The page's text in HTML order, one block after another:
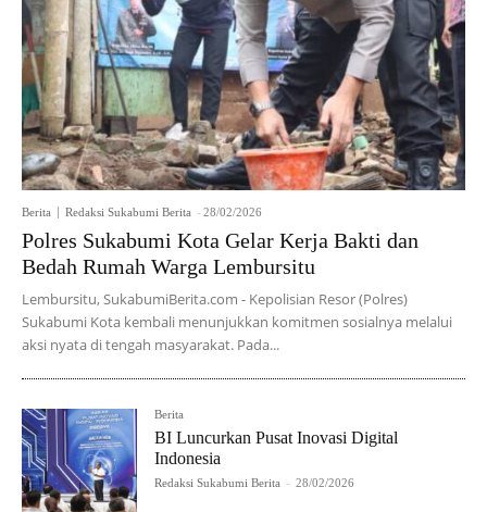
Berita Redaksi Sukabumi Berita - 28/02/2026
Polres Sukabumi Kota Gelar Kerja Bakti dan
Bedah Rumah Warga Lembursitu
Lembursitu, SukabumiBerita.com - Kepolisian Resor (Polres)
Sukabumi Kota kembali menunjukkan komitmen sosialnya melalui
aksi nyata di tengah masyarakat. Pada...
Berita
BI Luncurkan Pusat Inovasi Digital
Indonesia
Redaksi Sukabumi Berita - 28/02/2026